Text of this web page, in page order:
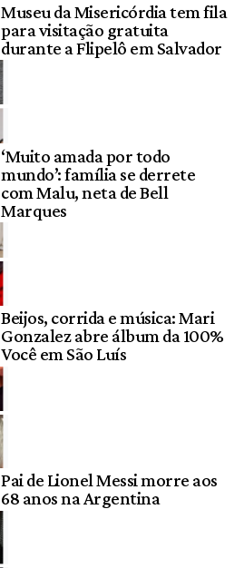
Museu da Misericórdia tem fila
para visitação gratuita
durante a Flipelô em Salvador
‘Muito amada por todo
mundo’: família se derrete
com Malu, neta de Bell
Marques
Beijos, corrida e música: Mari
Gonzalez abre álbum da 100%
Você em São Luís
Pai de Lionel Messi morre aos
68 anos na Argentina